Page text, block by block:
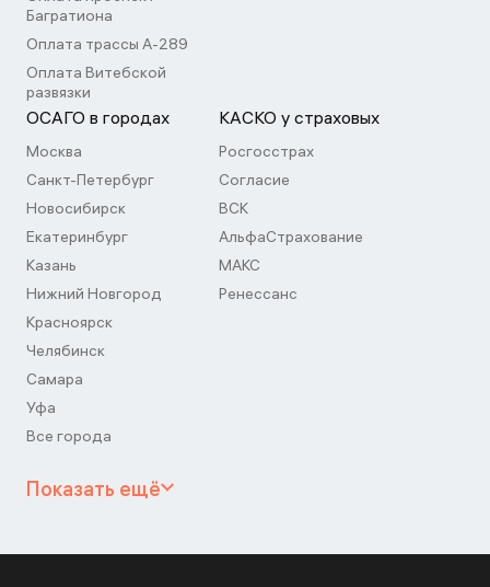
Багратиона
Оплата трассы А-289
Оплата Витебской
развязки
ОСАГО в городах
Москва
Санкт-Петербург
Новосибирск
Екатеринбург
Казань
Нижний Новгород
Красноярск
Челябинск
Самара
Уфа
Все города
КАСКО у страховых
Росгосстрах
Согласие
ВСК
АльфаСтрахование
МАКС
Ренессанс
Показать ещё